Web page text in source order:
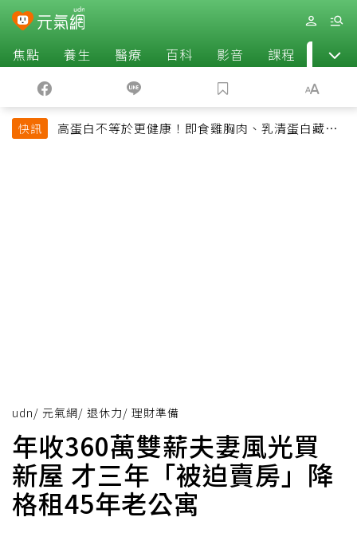
焦點 養生 醫療 百科 影音 課程 退休
快訊
高蛋白不等於更健康！即食雞胸肉、乳清蛋白藏陷
udn/ 元氣網/ 退休力/ 理財準備
年收360萬雙薪夫妻風光買
新屋 才三年「被迫賣房」降
格租45年老公寓